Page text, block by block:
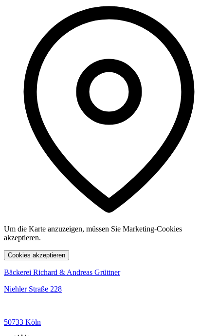
Um die Karte anzuzeigen, müssen Sie Marketing-Cookies
akzeptieren.
Cookies akzeptieren
Bäckerei Richard & Andreas Grüttner
Niehler Straße 228
50733 Köln